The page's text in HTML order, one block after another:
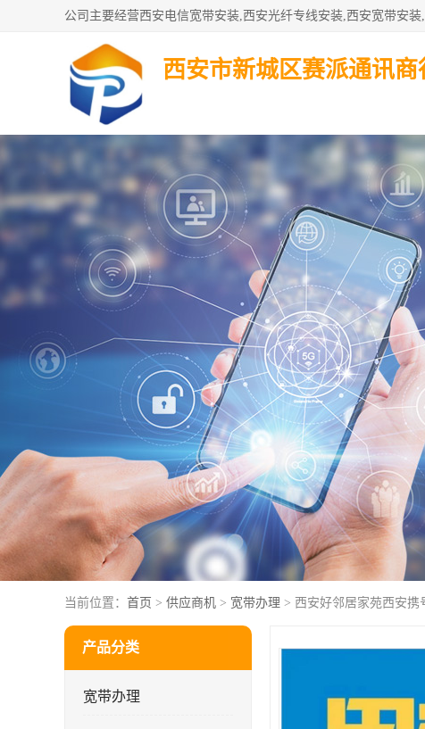
西安市新城区赛派通讯商
当前位置： 首页 > 供应商机 > 宽带办理 > 西安好邻居家苑西安携
产品分类
宽带办理